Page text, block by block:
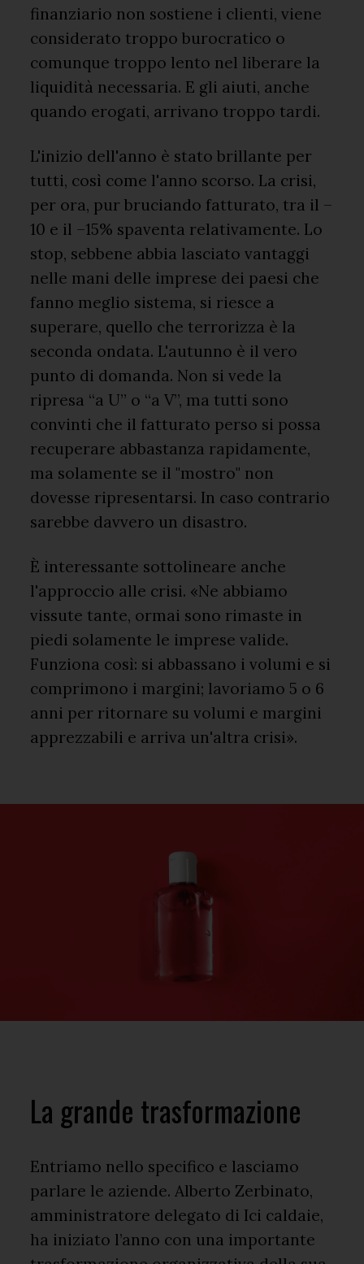
finanziario non sostiene i clienti, viene
considerato troppo burocratico o
comunque troppo lento nel liberare la
liquidità necessaria. E gli aiuti, anche
quando erogati, arrivano troppo tardi.
L'inizio dell'anno è stato brillante per
tutti, così come l'anno scorso. La crisi,
per ora, pur bruciando fatturato, tra il –
10 e il –15% spaventa relativamente. Lo
stop, sebbene abbia lasciato vantaggi
nelle mani delle imprese dei paesi che
fanno meglio sistema, si riesce a
superare, quello che terrorizza è la
seconda ondata. L'autunno è il vero
punto di domanda. Non si vede la
ripresa “a U” o “a V”, ma tutti sono
convinti che il fatturato perso si possa
recuperare abbastanza rapidamente,
ma solamente se il "mostro" non
dovesse ripresentarsi. In caso contrario
sarebbe davvero un disastro.
È interessante sottolineare anche
l'approccio alle crisi. «Ne abbiamo
vissute tante, ormai sono rimaste in
piedi solamente le imprese valide.
Funziona così: si abbassano i volumi e si
comprimono i margini; lavoriamo 5 o 6
anni per ritornare su volumi e margini
apprezzabili e arriva un'altra crisi».
La grande trasformazione
Entriamo nello specifico e lasciamo
parlare le aziende. Alberto Zerbinato,
amministratore delegato di Ici caldaie,
ha iniziato l’anno con una importante